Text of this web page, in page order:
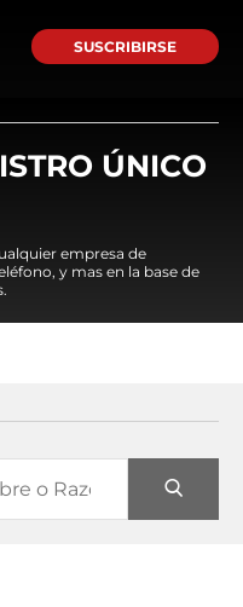
SUSCRIBIRSE
ÚNICO
empresa de
y mas en la base de